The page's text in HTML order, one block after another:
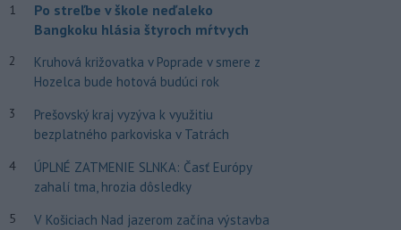
1
Po streľbe v škole neďaleko
Bangkoku hlásia štyroch mŕtvych
2
Kruhová križovatka v Poprade v smere z
Hozelca bude hotová budúci rok
3
Prešovský kraj vyzýva k využitiu
bezplatného parkoviska v Tatrách
4
ÚPLNÉ ZATMENIE SLNKA: Časť Európy
zahalí tma, hrozia dôsledky
5
V Košiciach Nad jazerom začína výstavba